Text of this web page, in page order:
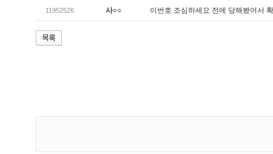
11952526 사○○ 이번호 조심하세요 전에 당해봤어서